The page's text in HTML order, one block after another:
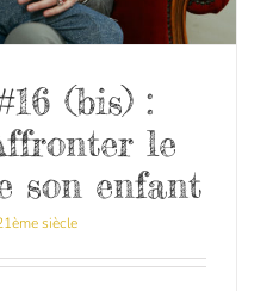
(bis) :
le
son enfant
siècle